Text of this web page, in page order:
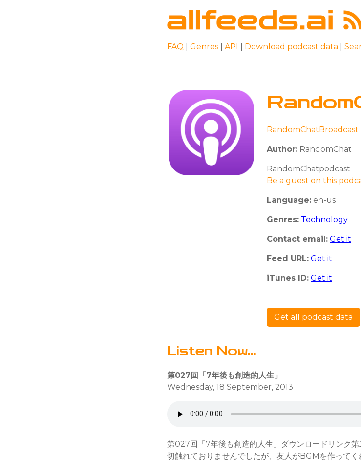
FAQ Genres API Download podcast data
RandomChatBroadcast
Author: RandomChat
RandomChatpodcast
Be a guest on this
Language: en-us
Genres: Technology
Contact email: Get it
Feed URL: Get it
iTunes ID: Get it
Get all podcast data
Listen Now...
第027回「7年後も創造的人生」
Wednesday, 18 September, 2013
第027回「7年後も創造的人生」ダウンロードリンク
切触れておりませんでしたが、友人がBGMを作って